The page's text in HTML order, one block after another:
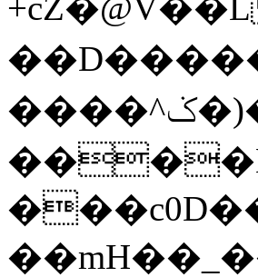
�
����^ݢ�)���Ϡ��g��hM